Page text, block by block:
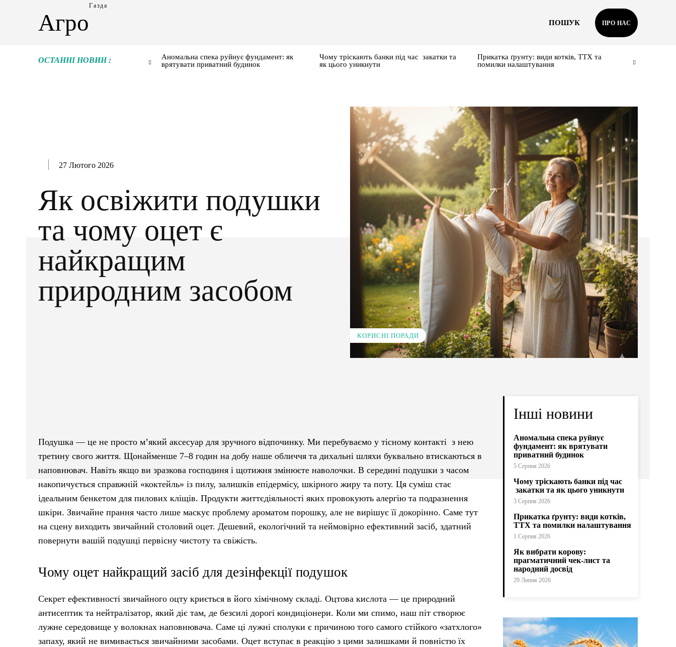
Агро
Газда
ПОШУК ПРО НАС
ОСТАННІ НОВИН :
Аномальна спека руйнує фундамент: як
врятувати приватний будинок
Чому тріскають банки під час закатки та
як цього уникнути
Прикатка ґрунту: види котків, ТТХ та
помилки налаштування
27 Лютого 2026
Як освіжити подушки
та чому оцет є
найкращим
природним засобом
КОРИСНІ ПОРАДИ
Подушка — це не просто м’який аксесуар для зручного відпочинку. Ми перебуваємо у тісному контакті з нею
третину свого життя. Щонайменше 7–8 годин на добу наше обличчя та дихальні шляхи буквально втискаються в
наповнювач. Навіть якщо ви зразкова господиня і щотижня змінюєте наволочки. В середині подушки з часом
накопичується справжній «коктейль» із пилу, залишків епідермісу, шкірного жиру та поту. Ця суміш стає
ідеальним бенкетом для пилових кліщів. Продукти життєдіяльності яких провокують алергію та подразнення
шкіри. Звичайне прання часто лише маскує проблему ароматом порошку, але не вирішує її докорінно. Саме тут
на сцену виходить звичайний столовий оцет. Дешевий, екологічний та неймовірно ефективний засіб, здатний
повернути вашій подушці первісну чистоту та свіжість.
Чому оцет найкращий засіб для дезінфекції подушок
Секрет ефективності звичайного оцту криється в його хімічному складі. Оцтова кислота — це природний
антисептик та нейтралізатор, який діє там, де безсилі дорогі кондиціонери. Коли ми спимо, наш піт створює
лужне середовище у волокнах наповнювача. Саме ці лужні сполуки є причиною того самого стійкого «затхлого»
запаху, який не вимивається звичайними засобами. Оцет вступає в реакцію з цими залишками й повністю їх
Інші новини
Аномальна спека руйнує
фундамент: як врятувати
приватний будинок
5 Серпня 2026
Чому тріскають банки під час
закатки та як цього уникнути
3 Серпня 2026
Прикатка ґрунту: види котків,
ТТХ та помилки налаштування
1 Серпня 2026
Як вибрати корову:
прагматичний чек-лист та
народний досвід
29 Липня 2026